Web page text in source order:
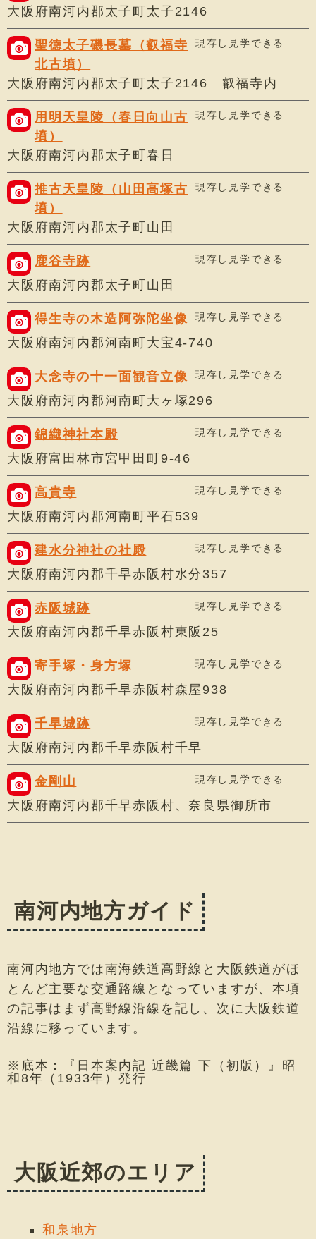
大阪府南河内郡太子町太子2146
聖徳太子磯長墓（叡福寺
北古墳）
現存し見学できる
大阪府南河内郡太子町太子2146 叡福寺内
用明天皇陵（春日向山古
墳）
現存し見学できる
大阪府南河内郡太子町春日
推古天皇陵（山田高塚古
墳）
現存し見学できる
大阪府南河内郡太子町山田
鹿谷寺跡 現存し見学できる
大阪府南河内郡太子町山田
得生寺の木造阿弥陀坐像 現存し見学できる
大阪府南河内郡河南町大宝4-740
大念寺の十一面観音立像 現存し見学できる
大阪府南河内郡河南町大ヶ塚296
錦織神社本殿 現存し見学できる
大阪府富田林市宮甲田町9-46
高貴寺 現存し見学できる
大阪府南河内郡河南町平石539
建水分神社の社殿 現存し見学できる
大阪府南河内郡千早赤阪村水分357
赤阪城跡 現存し見学できる
大阪府南河内郡千早赤阪村東阪25
寄手塚・身方塚 現存し見学できる
大阪府南河内郡千早赤阪村森屋938
千早城跡 現存し見学できる
大阪府南河内郡千早赤阪村千早
金剛山 現存し見学できる
大阪府南河内郡千早赤阪村、奈良県御所市
南河内地方ガイド
南河内地方では南海鉄道高野線と大阪鉄道がほ
とんど主要な交通路線となっていますが、本項
の記事はまず高野線沿線を記し、次に大阪鉄道
沿線に移っています。
※底本：『日本案内記 近畿篇 下（初版）』昭
和8年（1933年）発行
大阪近郊のエリア
和泉地方